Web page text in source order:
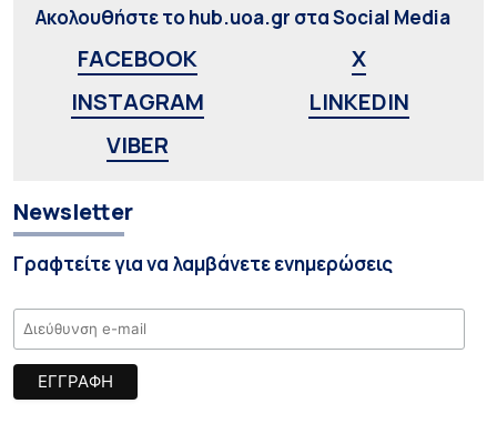
Ακολουθήστε το hub.uoa.gr στα Social Media
FACEBOOK
X
INSTAGRAM
LINKEDIN
VIBER
Newsletter
Γραφτείτε για να λαμβάνετε ενημερώσεις